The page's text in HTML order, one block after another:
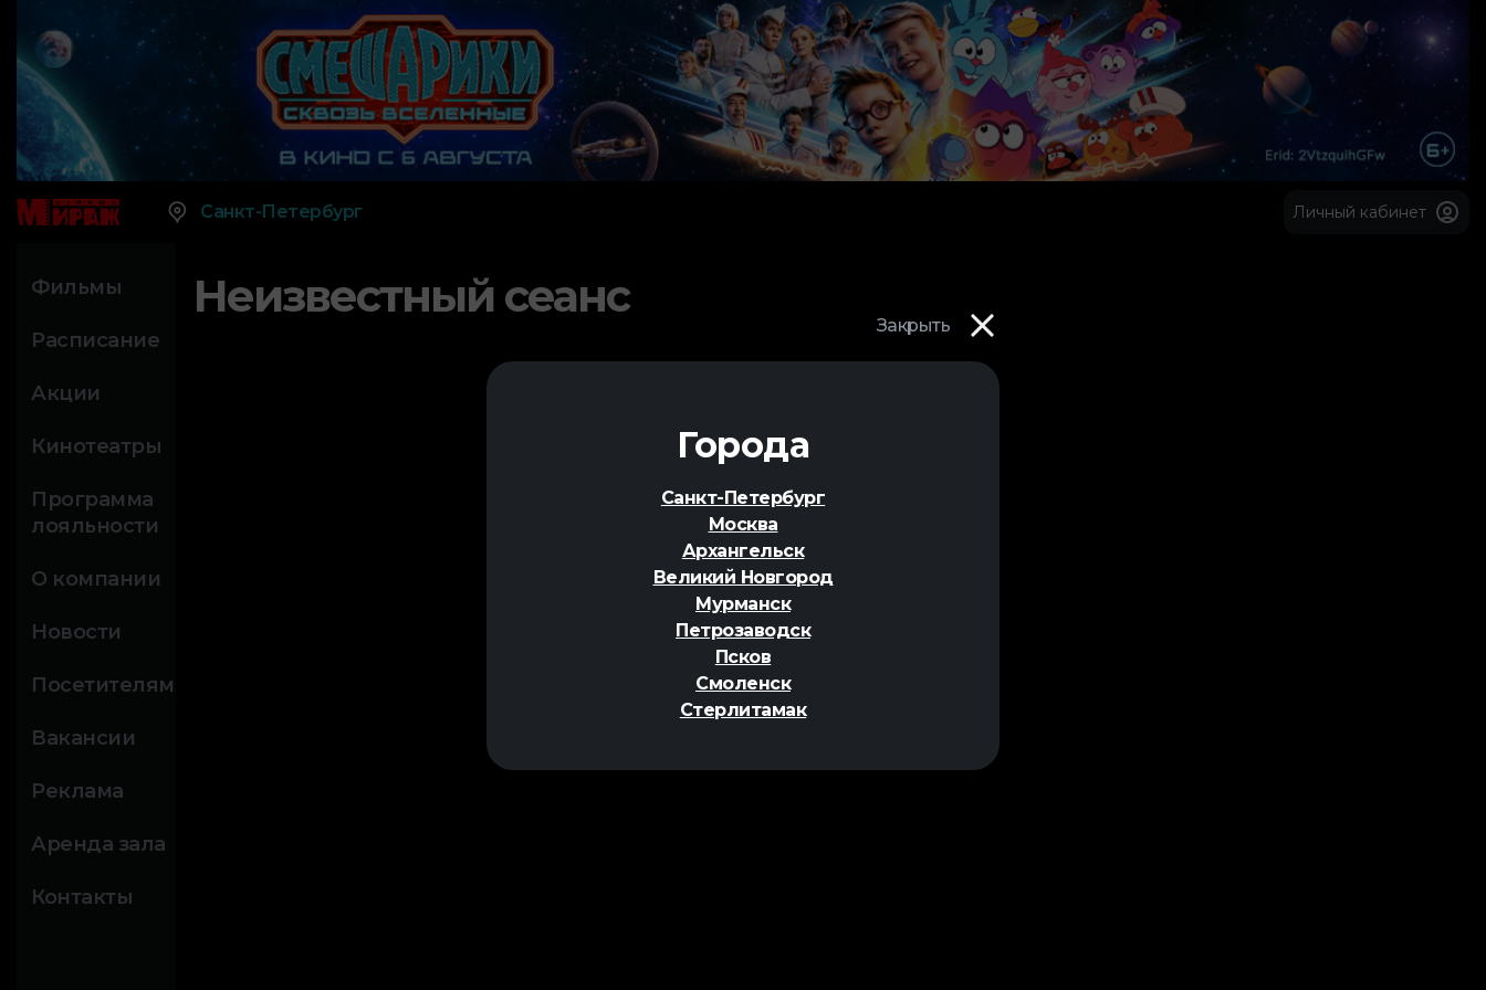
Закрыть
Города
Санкт-Петербург
Москва
Архангельск
Великий Новгород
Мурманск
Петрозаводск
Псков
Смоленск
Стерлитамак
Санкт-Петербург Личный кабинет
Фильмы
Расписание
Акции
Кинотеатры
Программа
лояльности
О компании
Новости
Посетителям
Вакансии
Реклама
Аренда зала
Контакты
Неизвестный сеанс